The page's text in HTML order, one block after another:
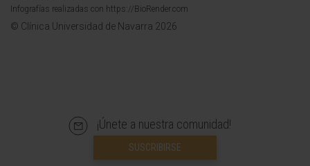
Infografías realizadas con https://BioRender.com
© Clínica Universidad de Navarra 2026
¡Únete a nuestra comunidad!
SUSCRIBIRSE